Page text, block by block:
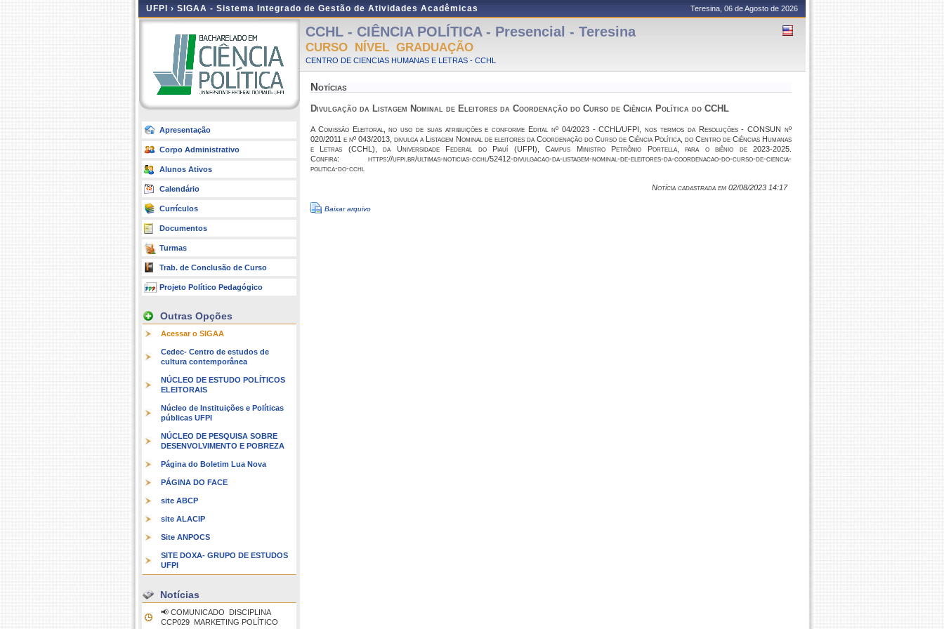
UFPI › SIGAA - Sistema Integrado de Gestão de Atividades Acadêmicas Teresina, 06 de Agosto de 2026
Apresentação
Corpo Administrativo
Alunos Ativos
Calendário
Currículos
Documentos
Turmas
Trab. de Conclusão de Curso
Projeto Político Pedagógico
Outras Opções
Acessar o SIGAA
Cedec- Centro de estudos de
cultura contemporânea
NÚCLEO DE ESTUDO POLÍTICOS
ELEITORAIS
Núcleo de Instituições e Políticas
públicas UFPI
NÚCLEO DE PESQUISA SOBRE
DESENVOLVIMENTO E POBREZA
Página do Boletim Lua Nova
PÁGINA DO FACE
site ABCP
site ALACIP
Site ANPOCS
SITE DOXA- GRUPO DE ESTUDOS
UFPI
Notícias
📢 COMUNICADO  DISCIPLINA
CCP029  MARKETING POLÍTICO
CCHL - CIÊNCIA POLÍTICA - Presencial - Teresina
CURSO NÍVEL GRADUAÇÃO
CENTRO DE CIENCIAS HUMANAS E LETRAS - CCHL
Notícias
Divulgação da Listagem Nominal de Eleitores da Coordenação do Curso de Ciência Política do CCHL
A Comissão Eleitoral, no uso de suas atribuições e conforme Edital nº 04/2023 - CCHL/UFPI, nos termos da Resoluções - CONSUN nº
020/2011 e nº 043/2013, divulga a Listagem Nominal de eleitores da Coordenação do Curso de Ciência Política, do Centro de Ciências Humanas
e Letras (CCHL), da Universidade Federal do Piauí (UFPI), Campus Ministro Petrônio Portella, para o biênio de 2023-2025.
Confira: https://ufpi.br/ultimas-noticias-cchl/52412-divulgacao-da-listagem-nominal-de-eleitores-da-coordenacao-do-curso-de-ciencia-
politica-do-cchl
Notícia cadastrada em 02/08/2023 14:17
Baixar arquivo